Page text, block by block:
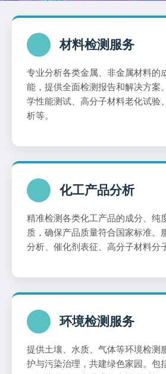
材料检测服务
专业分析各类金属、非金属材料的
能，提供全面检测报告和解决方案
学性能测试、高分子材料老化试验
析等。
化工产品分析
精准检测各类化工产品的成分、纯
质，确保产品质量符合国家标准。
分析、催化剂表征、高分子材料分
环境检测服务
提供土壤、水质、气体等环境检测
护与污染治理，共建绿色家园。包